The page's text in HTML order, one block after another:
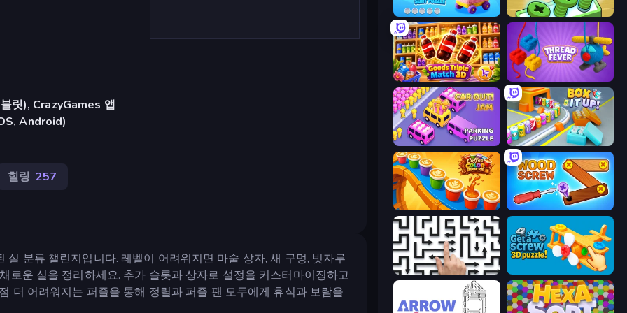
릿), CrazyGames 앱
Android)
힐링 257
실 분류 챌린지입니다. 레벨이 어려워지면 마술 상자, 새 구멍, 빗자루
로운 실을 정리하세요. 추가 슬롯과 상자로 설정을 커스터마이징하고
더 어려워지는 퍼즐을 통해 정렬과 퍼즐 팬 모두에게 휴식과 보람을
Wool Mania - Sort Puzzle 3D Screw Out: Bolts and Nuts
Goods Triple Match 3D Thread Fever
Car OUT! Jam Parking Puzzle Box It Up
Coffee Color Blocks Wood Screw: Bolts Puzzle
Arrow Escape: Puzzle Get a Screw: 3D Puzzle!